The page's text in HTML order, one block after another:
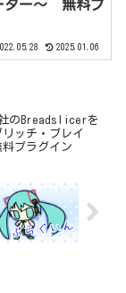
ー～ 無料プ
2025.01.06
のBreadslicerを
ッチ・ブレイ
プラグイン